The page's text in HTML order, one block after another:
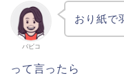
バビコ
おり紙で
って言ったら